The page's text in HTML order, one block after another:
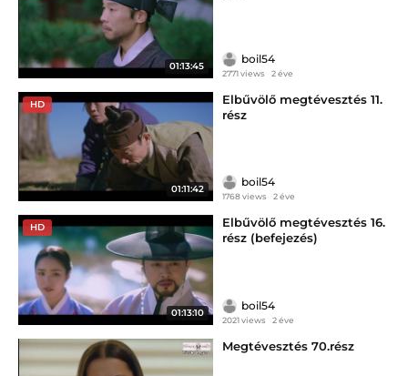
01:13:45
boil54
2771 views 2 éve
HD
01:11:42
Elbűvölő megtévesztés 11.
rész
boil54
1768 views 2 éve
HD
01:13:10
Elbűvölő megtévesztés 16.
rész (befejezés)
boil54
2021 views 2 éve
Megtévesztés 70.rész